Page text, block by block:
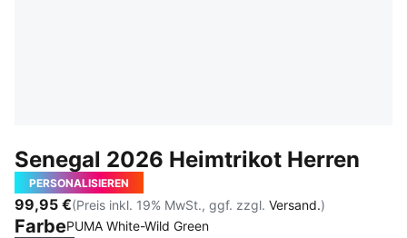
Senegal 2026 Heimtrikot Herren
PERSONALISIEREN
99,95 €(Preis inkl. 19% MwSt., ggf. zzgl. Versand.)
FarbePUMA White-Wild Green